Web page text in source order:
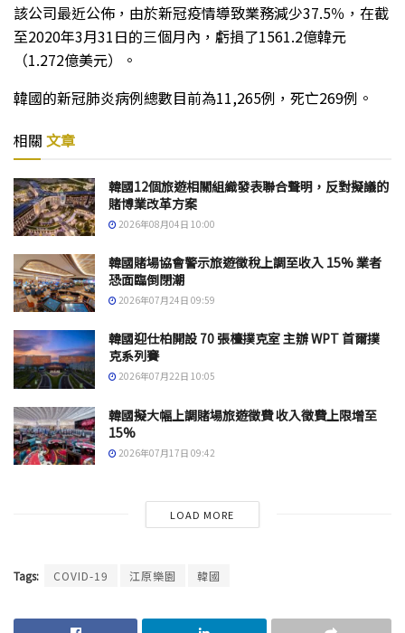
該公司最近公佈，由於新冠疫情導致業務減少37.5％，在截
至2020年3月31日的三個月內，虧損了1561.2億韓元
（1.272億美元）。
韓國的新冠肺炎病例總數目前為11,265例，死亡269例。
相關 文章
韓國12個旅遊相關組織發表聯合聲明，反對擬議的
賭博業改革方案
2026年08月04日 10:00
韓國賭場協會警示旅遊徵稅上調至收入 15% 業者
恐面臨倒閉潮
2026年07月24日 09:59
韓國迎仕柏開設 70 張檯撲克室 主辦 WPT 首爾撲
克系列賽
2026年07月22日 10:05
韓國擬大幅上調賭場旅遊徵費 收入徵費上限增至
15%
2026年07月17日 09:42
LOAD MORE
Tags: COVID-19 江原樂園 韓國